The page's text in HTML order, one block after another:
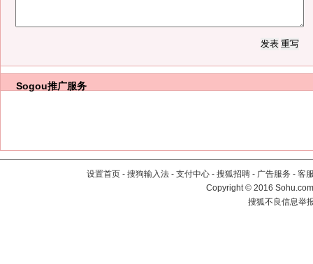
Sogou推广服务
设置首页 - 搜狗输入法 - 支付中心 - 搜狐招聘 - 广告服务 - 客
Copyright©2016
搜狐不良信息举